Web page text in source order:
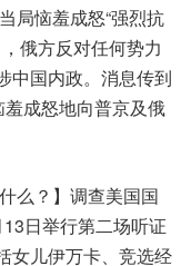
局恼羞成怒“强烈抗
俄方反对任何势力
中国内政。消息传到
羞成怒地向普京及俄
么？】调查美国国
日举行第二场听证
女儿伊万卡、竞选经